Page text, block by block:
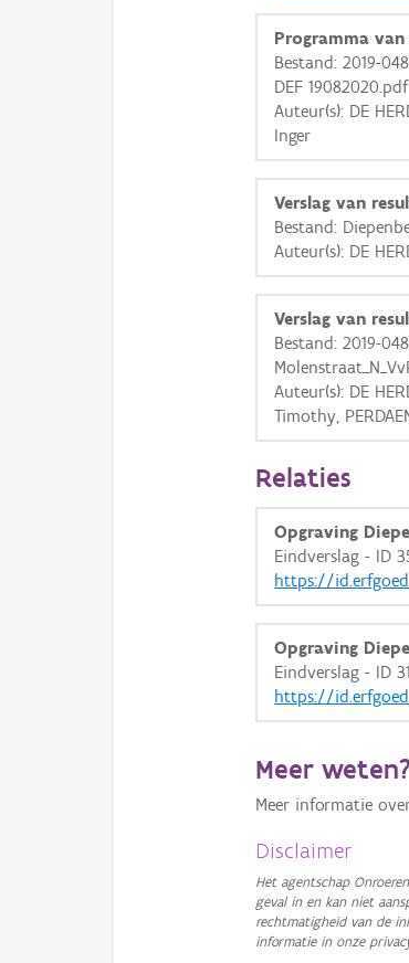
i
+ −
Basis Lagen
Ortho
GRB-
GRB-
Programma
Bestand: 2019-
DEF 19082020.pdf
Auteur(s): DE
Inger
Verslag van
Bestand:
Auteur(s): DE
Verslag van
Bestand: 2019-
Auteur(s): DE
Timothy,
Relaties
Opgraving
Eindverslag - ID
https://
Opgraving
Eindverslag - ID
https://
Meer
Meer informatie
Disclaimer
Het agentschap
geval in en kan niet
rechtmatigheid van de
informatie in onze